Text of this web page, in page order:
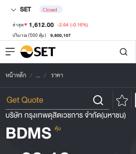
SET Closed
ล่าสุด 1,612.00 -2.64 (-0.16%)
ปริมาณ ('000 หุ้น) 9,800,107
หน้าหลัก ... ราคา
บริษัท กรุงเทพดุสิตเวชการ จำกัด(มหาชน)
BDMS หุ้น